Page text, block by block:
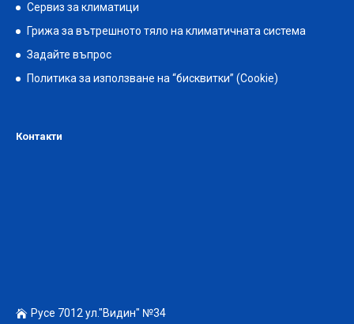
Сервиз за климатици
Грижа за вътрешното тяло на климатичната система
Задайте въпрос
Политика за използване на “бисквитки” (Cookie)
Контакти
Русе 7012 ул."Видин" №34